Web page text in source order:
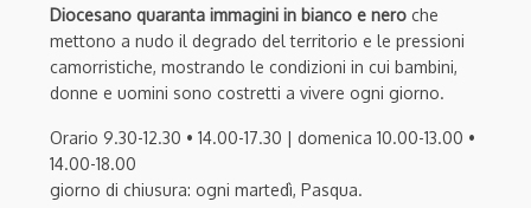
Diocesano quaranta immagini in bianco e nero che
mettono a nudo il degrado del territorio e le pressioni
camorristiche, mostrando le condizioni in cui bambini,
donne e uomini sono costretti a vivere ogni giorno.
Orario 9.30-12.30 • 14.00-17.30 | domenica 10.00-13.00 •
14.00-18.00
giorno di chiusura: ogni martedì, Pasqua.